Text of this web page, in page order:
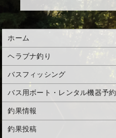
ホーム
ヘラブナ釣り
バスフィッシング
バス用ボート・レンタル機器予約
釣果情報
釣果投稿